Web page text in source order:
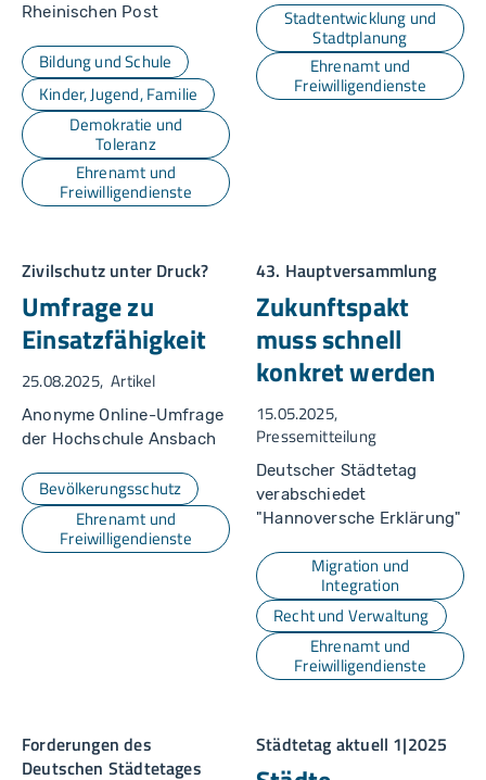
Rheinischen Post
Bildung und Schule
Kinder, Jugend, Familie
Demokratie und
Toleranz
Ehrenamt und
Freiwilligendienste
Stadtentwicklung und
Stadtplanung
Ehrenamt und
Freiwilligendienste
Zivilschutz unter Druck?
Umfrage zu
Einsatzfähigkeit
25.08.2025 Artikel
Anonyme Online-Umfrage
der Hochschule Ansbach
Bevölkerungsschutz
Ehrenamt und
Freiwilligendienste
43. Hauptversammlung
Zukunftspakt
muss schnell
konkret werden
15.05.2025
Pressemitteilung
Deutscher Städtetag
verabschiedet
"Hannoversche Erklärung"
Migration und
Integration
Recht und Verwaltung
Ehrenamt und
Freiwilligendienste
Forderungen des
Deutschen Städtetages
Städtetag aktuell 1|2025